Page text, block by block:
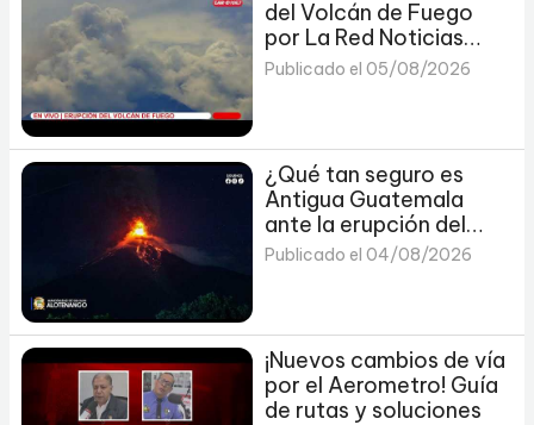
del Volcán de Fuego
por La Red Noticias
106.1
Publicado el 05/08/2026
¿Qué tan seguro es
Antigua Guatemala
ante la erupción del
Volcán de Fuego?
Publicado el 04/08/2026
¡Nuevos cambios de vía
por el Aerometro! Guía
de rutas y soluciones